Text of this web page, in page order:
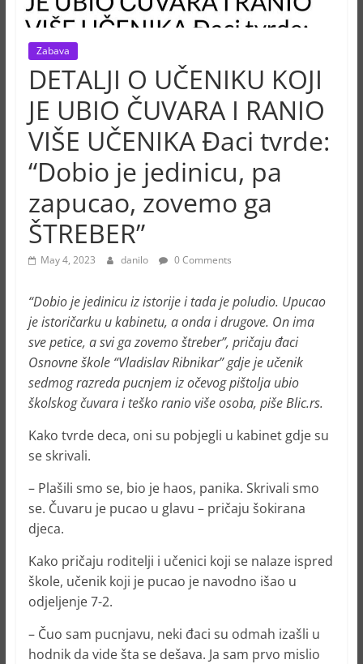
Zabava
DETALJI O UČENIKU KOJI
JE UBIO ČUVARA I RANIO
VIŠE UČENIKA Đaci tvrde:
“Dobio je jedinicu, pa
zapucao, zovemo ga
ŠTREBER”
May 4, 2023 danilo 0 Comments
“Dobio je jedinicu iz istorije i tada je poludio. Upucao
je istoričarku u kabinetu, a onda i drugove. On ima
sve petice, a svi ga zovemo štreber”, pričaju đaci
Osnovne škole “Vladislav Ribnikar” gdje je učenik
sedmog razreda pucnjem iz očevog pištolja ubio
školskog čuvara i teško ranio više osoba, piše Blic.rs.
Kako tvrde deca, oni su pobjegli u kabinet gdje su
se skrivali.
– Plašili smo se, bio je haos, panika. Skrivali smo
se. Čuvaru je pucao u glavu – pričaju šokirana
djeca.
Kako pričaju roditelji i učenici koji se nalaze ispred
škole, učenik koji je pucao je navodno išao u
odjeljenje 7-2.
– Čuo sam pucnjavu, neki đaci su odmah izašli u
hodnik da vide šta se dešava. Ja sam prvo mislio